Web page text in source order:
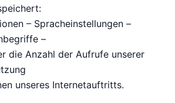
– Spracheinstellungen –
–
die Anzahl der Aufrufe unserer
unseres Internetauftritts.